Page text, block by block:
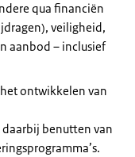
qua financiën
veiligheid,
aanbod – inclusief
ontwikkelen van
benutten van